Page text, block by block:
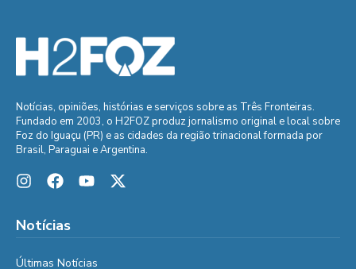
Notícias, opiniões, histórias e serviços sobre as Três Fronteiras.
Fundado em 2003, o H2FOZ produz jornalismo original e local sobre
Foz do Iguaçu (PR) e as cidades da região trinacional formada por
Brasil, Paraguai e Argentina.
Notícias
Últimas Notícias